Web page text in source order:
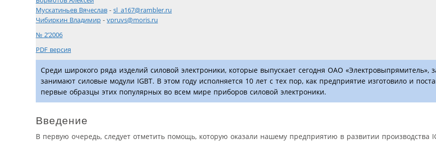
Мускатиньев Вячеслав - sl_a167@rambler.ru
Чибиркин Владимир - vpruvs@moris.ru
№ 2’2006
PDF версия
Среди широкого ряда изделий силовой электроники, которые выпускает сегодня ОАО «Электровыпрямитель»,
занимают силовые модули IGBT. В этом году исполняется 10 лет с тех пор, как предприятие изготовило и
первые образцы этих популярных во всем мире приборов силовой электроники.
Введение
В первую очередь, следует отметить помощь, которую оказали нашему предприятию в развитии производства